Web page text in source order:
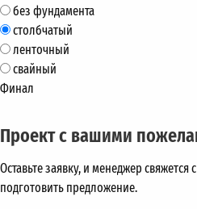
без фундамента
столбчатый
ленточный
свайный
Финал
Проект с вашими
Оставьте заявку, и менеджер
подготовить предложение.